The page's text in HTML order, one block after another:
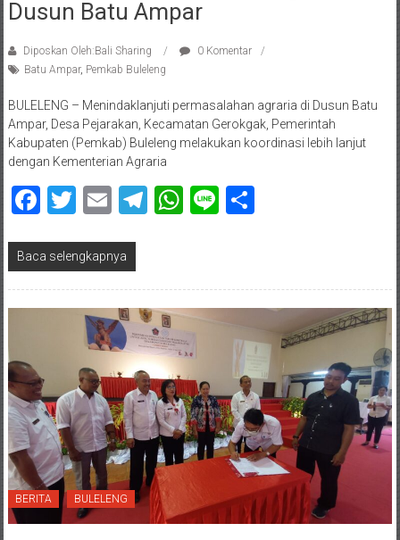
Dusun Batu Ampar
Diposkan Oleh:Bali Sharing
0 Komentar
Batu Ampar, Pemkab Buleleng
BULELENG – Menindaklanjuti permasalahan agraria di Dusun Batu
Ampar, Desa Pejarakan, Kecamatan Gerokgak, Pemerintah
Kabupaten (Pemkab) Buleleng melakukan koordinasi lebih lanjut
dengan Kementerian Agraria
Facebook
Twitter
EmailTelegram
WhatsApp
LineShare
Baca selengkapnya
BERITA BULELENG